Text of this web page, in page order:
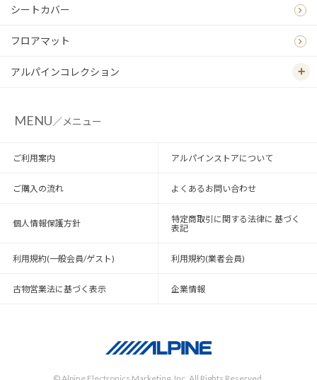
シートカバー
フロアマット
アルパインコレクション
MENU／メニュー
ご利用案内 アルパインストアについて
ご購入の流れ よくあるお問い合わせ
個人情報保護方針
特定商取引に関する法律に 基づく
表記
利用規約(一般会員/ゲスト) 利用規約(業者会員)
古物営業法に基づく表示 企業情報